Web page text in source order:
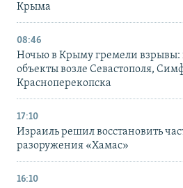
Крыма
08:46
Ночью в Крыму гремели взрывы:
объекты возле Севастополя,
Красноперекопска
17:10
Израиль решил восстановить
разоружения «Хамас»
16:10